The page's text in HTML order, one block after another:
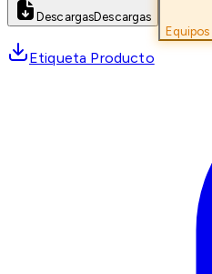
DescargasDescargas
Etiqueta Producto